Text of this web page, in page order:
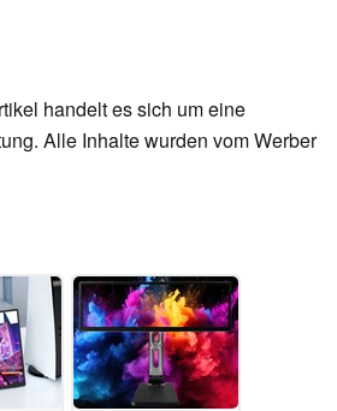
handelt es sich um eine
Alle Inhalte wurden vom Werber